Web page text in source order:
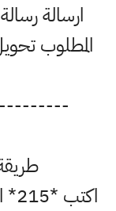
المطلوب